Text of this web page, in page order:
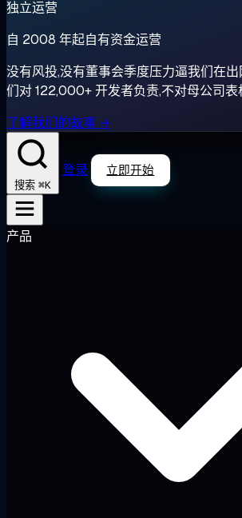
独立运营
自 2008 年起自有资金运营
没有风投,没有董事会季度压力逼我们在
们对 122,000+ 开发者负责,不对母公司表
了解我们的故事 →
搜索 ⌘K
登录 立即开始
产品